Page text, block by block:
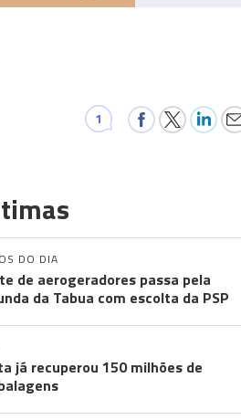
1
DO DIA
de aerogeradores passa pela
da Tabua com escolta da PSP
já recuperou 150 milhões de